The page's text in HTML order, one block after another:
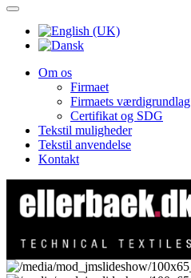
Om os
Firmaet
Firmaets værdigrundlag
Certifikat og SDG
Tekstil muligheder
Tekstil anvendelse
Kontakt